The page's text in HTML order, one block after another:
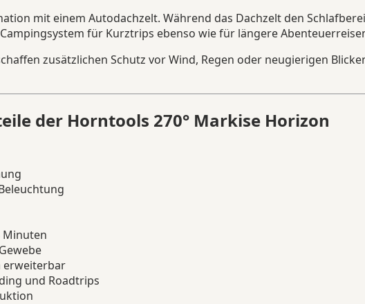
mit einem Autodachzelt. Während das Dachzelt den
für Kurztrips ebenso wie für längere
zusätzlichen Schutz vor Wind, Regen oder neugierigen
der Horntools 270° Markise Horizon
Minuten
erweiterbar
und Roadtrips